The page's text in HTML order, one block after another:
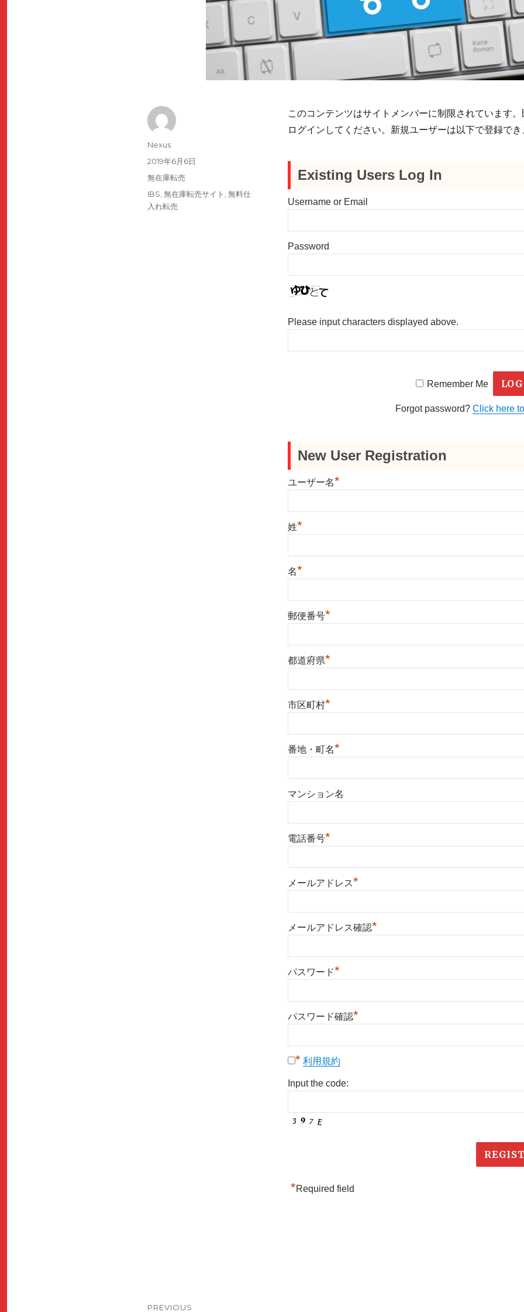
このコンテンツはサイトメンバーに制限されています。
ログインしてください。新規ユーザーは以下で登録でき
Existing Users Log In
Username or Email
Password
Please input characters displayed above.
Remember Me
Forgot password? Click here
New User Registration
ユーザー名*
姓*
名*
郵便番号*
都道府県*
市区町村*
番地・町名*
マンション名
電話番号*
メールアドレス*
メールアドレス確認*
パスワード*
パスワード確認*
* 利用規約
Input the code:
*Required field
Author
Nexus
Posted
on
2019年6月6日
Categories
無在庫転売
Tags
IBS 無在庫転売サイト 無料仕
入れ転売
Post
PREVIOUS